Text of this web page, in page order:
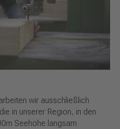
wir ausschließlich
in unserer Region, in den
Seehöhe langsam